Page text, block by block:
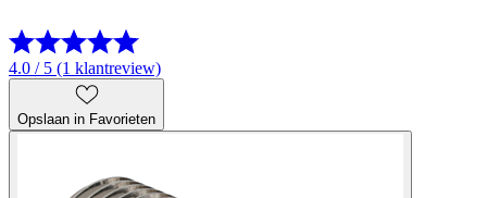
4.0 / 5 (1 klantreview)
Opslaan in Favorieten